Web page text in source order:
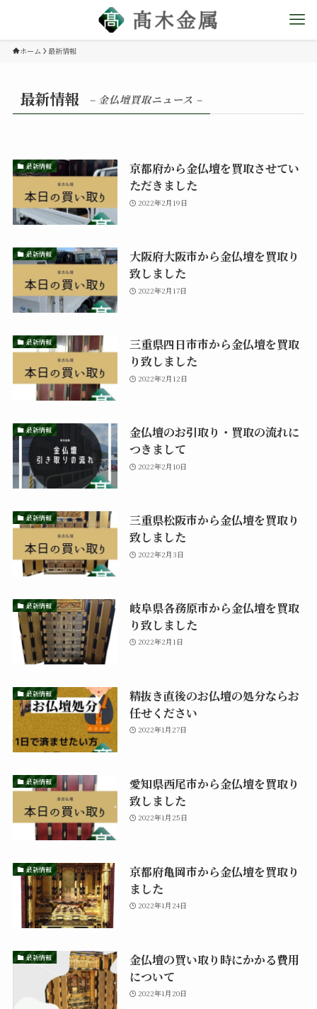
ホーム 最新情報
最新情報 – 金仏壇買取ニュース –
最新情報
京都府から金仏壇を買取させてい
ただきました
2022年2月19日
最新情報
大阪府大阪市から金仏壇を買取り
致しました
2022年2月17日
最新情報
三重県四日市市から金仏壇を買取
り致しました
2022年2月12日
最新情報
金仏壇のお引取り・買取の流れに
つきまして
2022年2月10日
最新情報
三重県松阪市から金仏壇を買取り
致しました
2022年2月3日
最新情報
岐阜県各務原市から金仏壇を買取
り致しました
2022年2月1日
最新情報
精抜き直後のお仏壇の処分ならお
任せください
2022年1月27日
最新情報
愛知県西尾市から金仏壇を買取り
致しました
2022年1月25日
最新情報
京都府亀岡市から金仏壇を買取り
ました
2022年1月24日
最新情報
金仏壇の買い取り時にかかる費用
について
2022年1月20日